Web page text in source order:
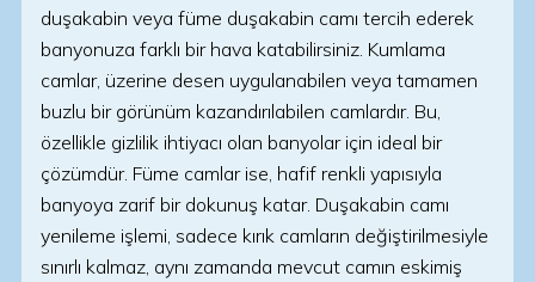
duşakabin veya füme duşakabin camı tercih ederek
banyonuza farklı bir hava katabilirsiniz. Kumlama
camlar, üzerine desen uygulanabilen veya tamamen
buzlu bir görünüm kazandırılabilen camlardır. Bu,
özellikle gizlilik ihtiyacı olan banyolar için ideal bir
çözümdür. Füme camlar ise, hafif renkli yapısıyla
banyoya zarif bir dokunuş katar. Duşakabin camı
yenileme işlemi, sadece kırık camların değiştirilmesiyle
sınırlı kalmaz, aynı zamanda mevcut camın eskimiş